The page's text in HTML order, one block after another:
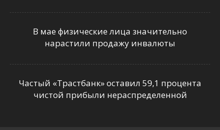
В мае физические лица значительно
нарастили продажу инвалюты
Частый «Трастбанк» оставил 59,1 процента
чистой прибыли нераспределенной